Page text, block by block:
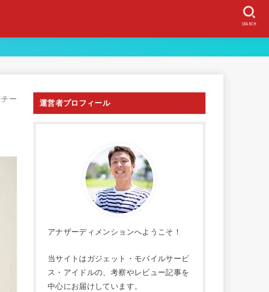
SEARCH
チー 運営者プロフィール
アナザーディメンションへようこそ！
当サイトはガジェット・モバイルサービ
ス・アイドルの、考察やレビュー記事を
中心にお届けしています。